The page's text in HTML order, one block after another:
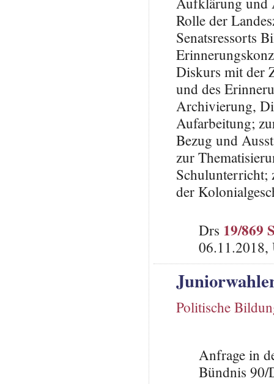
Rolle der
Senatsressorts
Diskurs mit der
und des
Archivierung,
Aufarbeitung;
Bezug und
zur
Schulunterricht;
der
Drs 19/869
06.11.2018,
Politische
Anfrage in
Bündnis 90/